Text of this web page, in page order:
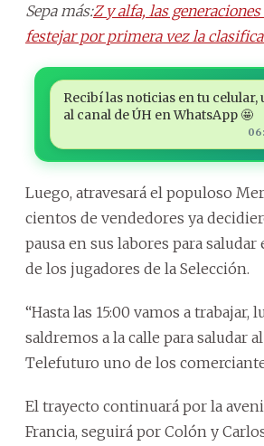
Sepa más:Z y alfa, las
festejar por primera vez la
Recibí las noticias en tu celular,
al canal de ÚH en WhatsApp 🤩
Luego, atravesará el populoso
cientos de vendedores ya
pausa en sus labores para saludar
de los jugadores de la Selección.
“Hasta las 15:00 vamos a trabajar,
saldremos a la calle para saludar
Telefuturo uno de los
El trayecto continuará por la
Francia, seguirá por Colón y